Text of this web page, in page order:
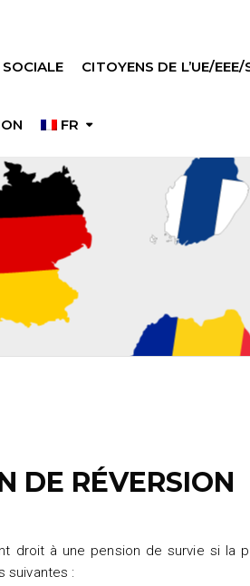
CITOYENS DE L’UE/
FR
DE RÉVERSION
droit à une pension de survie si la
suivantes :